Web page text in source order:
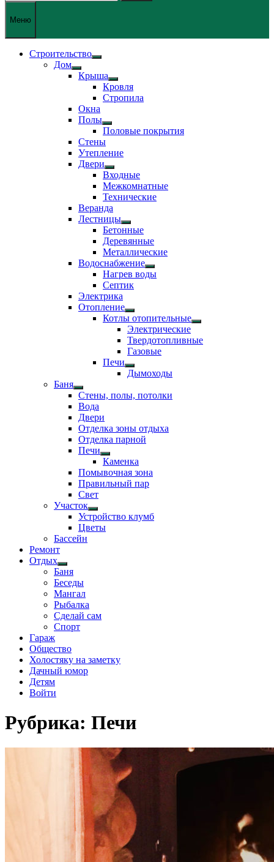
Меню
Строительство
Показать
Дом
Показать
подменю
Крыша
Показать
подменю
Кровля
Стропила
Окна
Полы
Показать
подменю
Половые покрытия
Стены
Утепление
Двери
Показать
подменю
Входные
Межкомнатные
Технические
Веранда
Лестницы
Показать
подменю
Бетонные
Деревянные
Металлические
Водоснабжение
Показать
подменю
Нагрев воды
Септик
Электрика
Отопление
Показать
подменю
Котлы отопительные
Показать
Электрические
Твердотопливные
Газовые
Печи
Показать
подменю
Дымоходы
Баня
Показать
подменю
Стены, полы, потолки
Вода
Двери
Отделка зоны отдыха
Отделка парной
Печи
Показать
подменю
Каменка
Помывочная зона
Правильный пар
Свет
Участок
Показать
подменю
Устройство клумб
Цветы
Бассейн
Ремонт
Отдых
Показать
подменю
Баня
Беседы
Мангал
Рыбалка
Сделай сам
Спорт
Гараж
Общество
Холостяку на заметку
Дачный юмор
Детям
Войти
Рубрика: Печи